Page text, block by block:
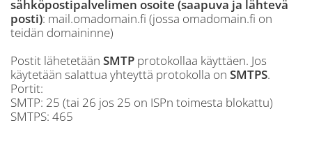
sähköpostipalvelimen osoite (saapuva ja lähtevä
posti): mail.omadomain.fi (jossa omadomain.fi on
teidän domaininne)
Postit lähetetään SMTP protokollaa käyttäen. Jos
käytetään salattua yhteyttä protokolla on SMTPS.
Portit:
SMTP: 25 (tai 26 jos 25 on ISPn toimesta blokattu)
SMTPS: 465